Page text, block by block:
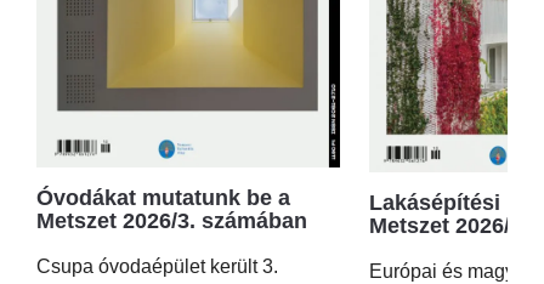
Óvodákat mutatunk be a
Metszet 2026/3. számában
Csupa óvodaépület került 3.
Lakásépítési
Metszet 2026/2.
Európai és magyar